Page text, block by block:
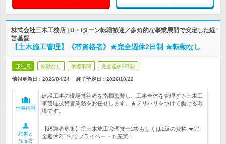
株式会社三木工務店 | U・Iターン転職歓迎／多角的な事業展開で安定した経
営基盤
【土木施工管理】《有資格者》★完全週休2日制 ★転勤なし
正社員 転勤なし 学歴不問 完全週休2日制
情報更新日：2026/04/24 終了予定日： 2026/10/22
仕事内容
建設工事の現場技術者を指揮監督し、工事全体を管理する土木工
事管理技術者業務をお任せします。★メリハリをつけて働ける環
境です。
対象と
なる方
【経験者募集】◎土木施工管理技士2級もしくは1級の資格 ★完
全週休2日制でプライベートも充実！